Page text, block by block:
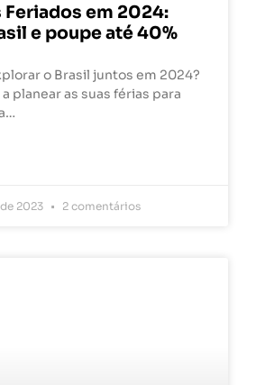
em 2024:
e poupe até 40%
o Brasil juntos em 2024?
planear as suas férias para
2023 2 comentários